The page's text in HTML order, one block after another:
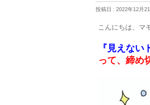
投稿日 : 2022年12月21
こんにちは、マ
『見えない
って、締め